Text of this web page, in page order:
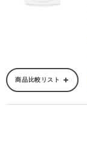
商品比較リスト